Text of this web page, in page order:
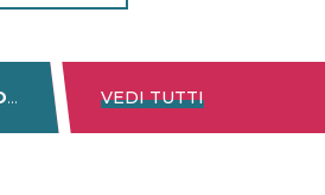
DISNEY+ NETFLIX
VEDI TUTTI